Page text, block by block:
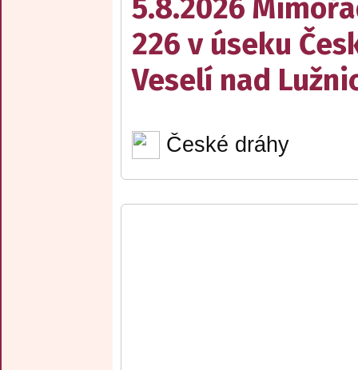
5.8.2026
226 v úseku
Veselí nad
České dráhy